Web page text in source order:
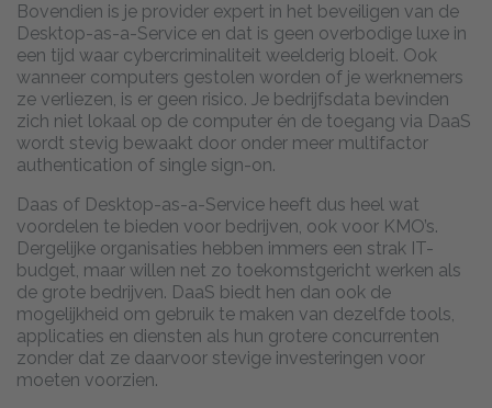
Bovendien is je provider expert in het beveiligen van de
Desktop-as-a-Service en dat is geen overbodige luxe in
een tijd waar cybercriminaliteit weelderig bloeit. Ook
wanneer computers gestolen worden of je werknemers
ze verliezen, is er geen risico. Je bedrijfsdata bevinden
zich niet lokaal op de computer én de toegang via DaaS
wordt stevig bewaakt door onder meer multifactor
authentication of single sign-on.
Daas of Desktop-as-a-Service heeft dus heel wat
voordelen te bieden voor bedrijven, ook voor KMO’s.
Dergelijke organisaties hebben immers een strak IT-
budget, maar willen net zo toekomstgericht werken als
de grote bedrijven. DaaS biedt hen dan ook de
mogelijkheid om gebruik te maken van dezelfde tools,
applicaties en diensten als hun grotere concurrenten
zonder dat ze daarvoor stevige investeringen voor
moeten voorzien.